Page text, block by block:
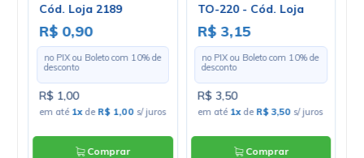
Cód. Loja 2189
R$ 0,90
no PIX ou Boleto com 10% de
desconto
R$ 1,00
em até 1xde R$ 1,00 s/ juros
Comprar
TO-220 - Cód. Loja
2178
R$ 3,15
no PIX ou Boleto com 10% de
desconto
R$ 3,50
em até 1xde R$ 3,50 s/ juros
Comprar